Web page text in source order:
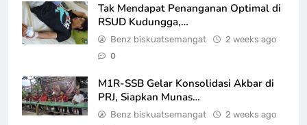
Tak Mendapat Penanganan Optimal di
RSUD Kudungga,…
Benz biskuatsemangat 2 weeks ago
0
M1R-SSB Gelar Konsolidasi Akbar di
PRJ, Siapkan Munas…
Benz biskuatsemangat 2 weeks ago